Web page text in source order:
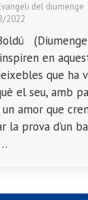
del diumenge
2022
(Diumenge
en
que ha
el seu, amb
un amor que
la prova d’un